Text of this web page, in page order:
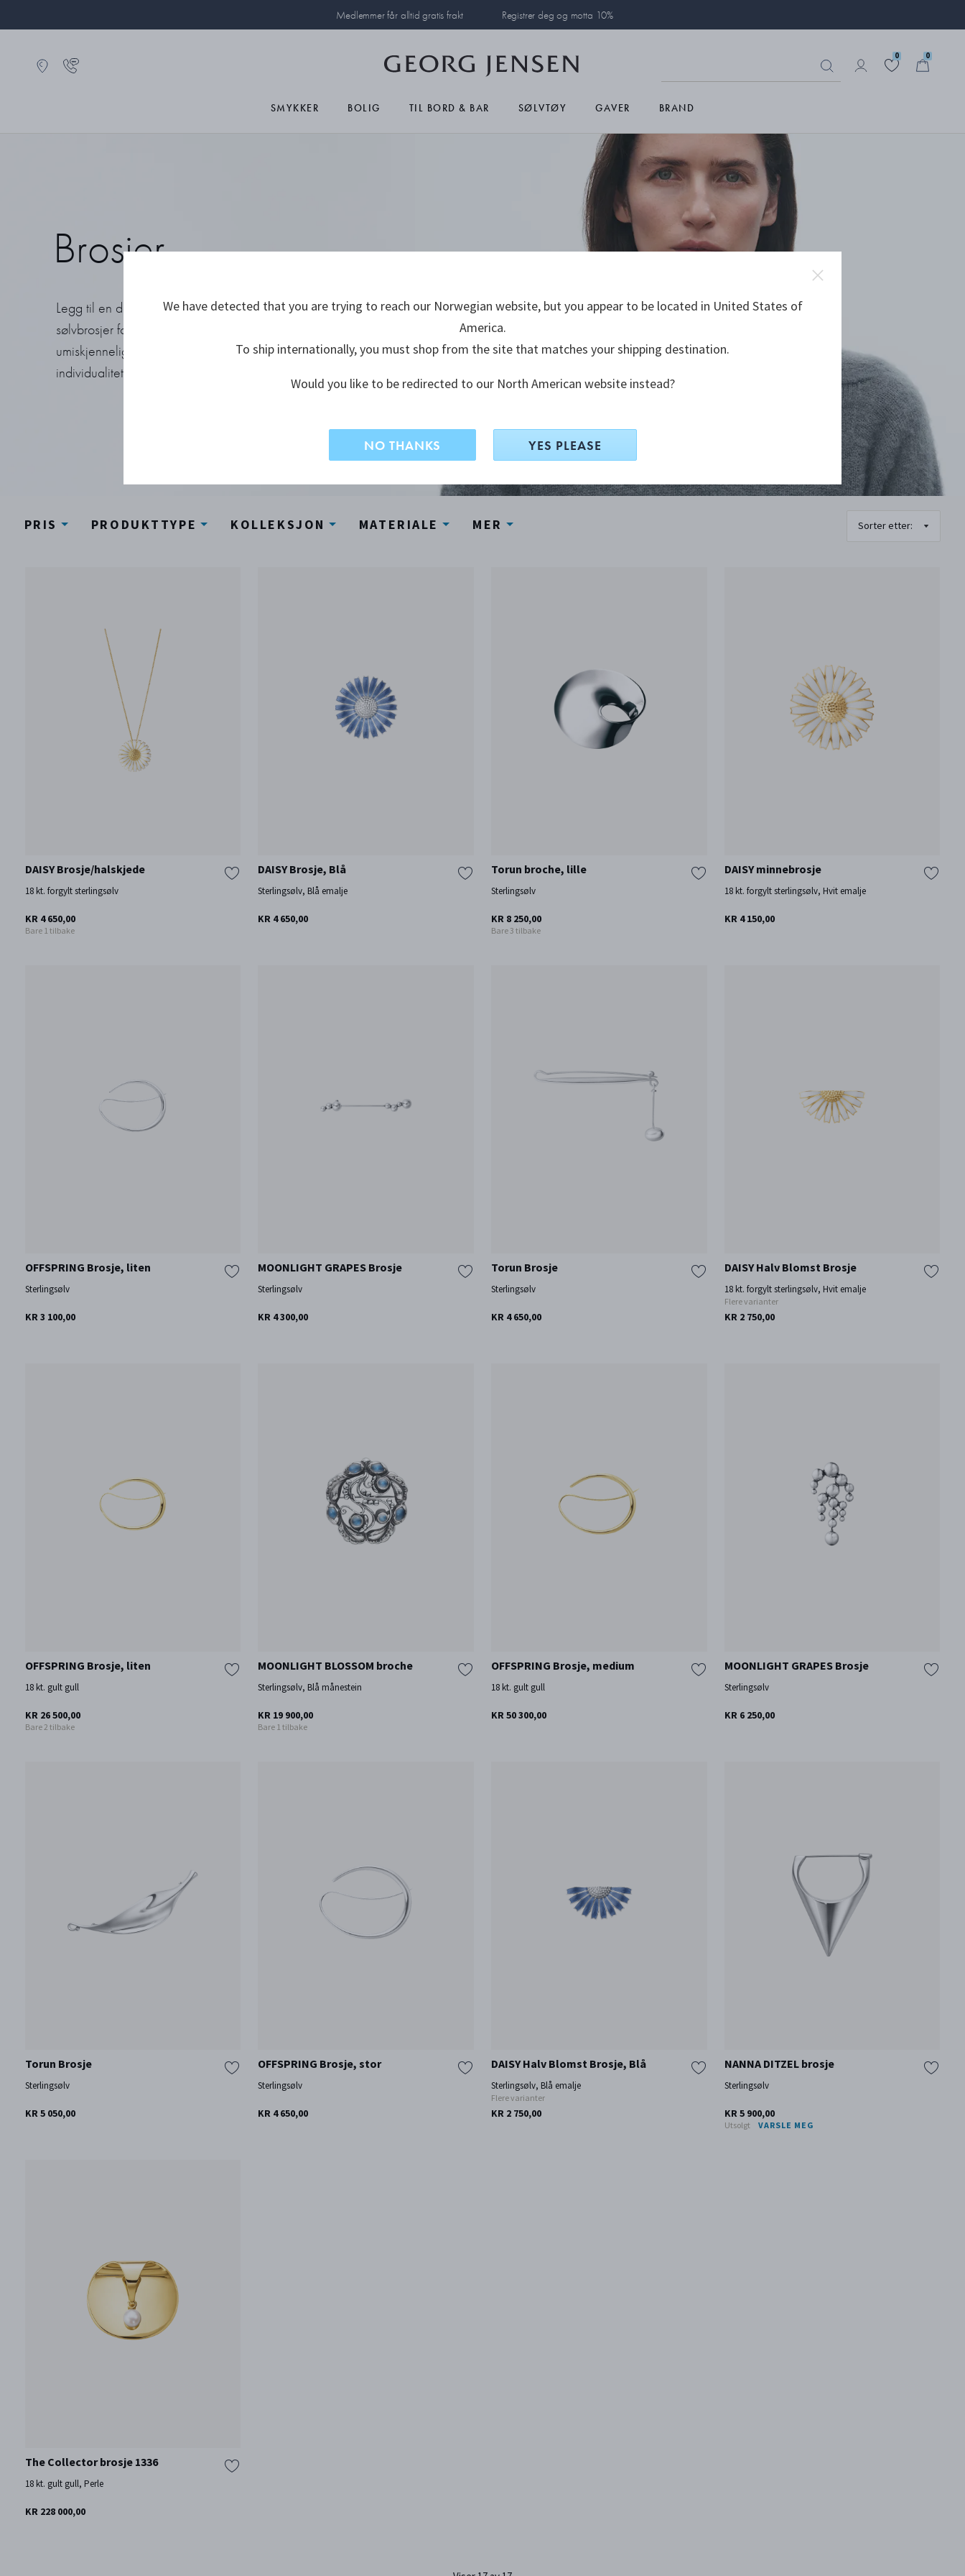
Medlemmer får alltid gratis frakt Registrer deg og motta 10%
0 0
SMYKKER BOLIG TIL BORD & BAR SØLVTØY GAVER BRAND
Brosjer
Legg til en dekorativ detalj til alle antrekk med Georg Jensens
sølvbrosjer for kvinner. Disse brosjene er unike, elegante og
umiskjennelig skandinaviske og tilfører garderoben din
individualitet.
PRIS PRODUKTTYPE KOLLEKSJON MATERIALE MER
DAISY Brosje/halskjede
18 kt. forgylt sterlingsølv
KR 4 650,00
Bare 1 tilbake
DAISY Brosje, Blå
Sterlingsølv, Blå emalje
KR 4 650,00
Torun broche, lille
Sterlingsølv
KR 8 250,00
Bare 3 tilbake
DAISY minnebrosje
18 kt. forgylt sterlingsølv, Hvit emalje
KR 4 150,00
OFFSPRING Brosje, liten
Sterlingsølv
KR 3 100,00
MOONLIGHT GRAPES Brosje
Sterlingsølv
KR 4 300,00
Torun Brosje
Sterlingsølv
KR 4 650,00
DAISY Halv Blomst Brosje
18 kt. forgylt sterlingsølv, Hvit emalje
Flere varianter
KR 2 750,00
OFFSPRING Brosje, liten
18 kt. gult gull
KR 26 500,00
Bare 2 tilbake
MOONLIGHT BLOSSOM broche
Sterlingsølv, Blå månestein
KR 19 900,00
Bare 1 tilbake
OFFSPRING Brosje, medium
18 kt. gult gull
KR 50 300,00
MOONLIGHT GRAPES Brosje
Sterlingsølv
KR 6 250,00
Torun Brosje
Sterlingsølv
KR 5 050,00
OFFSPRING Brosje, stor
Sterlingsølv
KR 4 650,00
DAISY Halv Blomst Brosje, Blå
Sterlingsølv, Blå emalje
Flere varianter
KR 2 750,00
NANNA DITZEL brosje
Sterlingsølv
KR 5 900,00
Utsolgt VARSLE MEG
The Collector brosje 1336
18 kt. gult gull, Perle
KR 228 000,00
We have detected that you are trying to reach our Norwegian website, but you appear to be located in United States of
America.
To ship internationally, you must shop from the site that matches your shipping destination.
Would you like to be redirected to our North American website instead?
NO THANKS YES PLEASE